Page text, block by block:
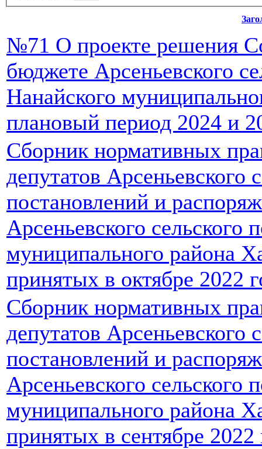
№71 О проекте решения
бюджете Арсеньевского
Нанайского
плановый период 2024 и
Сборник нормативных
депутатов Арсеньевского
постановлений и
Арсеньевского сельского
муниципального района
принятых в октябре 2022
Сборник нормативных
депутатов Арсеньевского
постановлений и
Арсеньевского сельского
муниципального района
принятых в сентябре 2022